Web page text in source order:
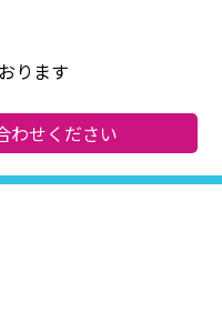
ります
わせください